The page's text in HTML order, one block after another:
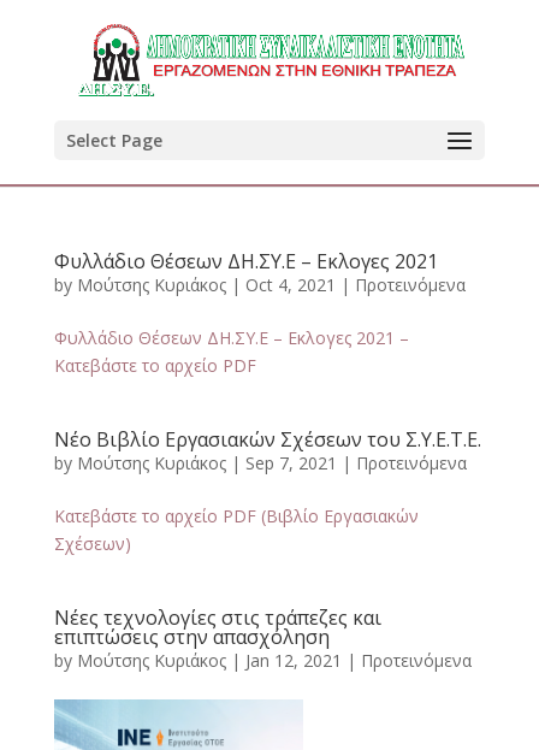
Select Page
Φυλλάδιο Θέσεων ΔΗ.ΣΥ.Ε – Εκλογες 2021
by Μούτσης Κυριάκος| Oct 4, 2021 | Προτεινόμενα
Φυλλάδιο Θέσεων ΔΗ.ΣΥ.Ε – Εκλογες 2021 –
Κατεβάστε το αρχείο PDF
Νέο Βιβλίο Εργασιακών Σχέσεων του Σ.Υ.Ε.Τ.Ε.
by Μούτσης Κυριάκος| Sep 7, 2021 | Προτεινόμενα
Κατεβάστε το αρχείο PDF (Βιβλίο Εργασιακών
Σχέσεων)
Νέες τεχνολογίες στις τράπεζες και
επιπτώσεις στην απασχόληση
by Μούτσης Κυριάκος| Jan 12, 2021 | Προτεινόμενα